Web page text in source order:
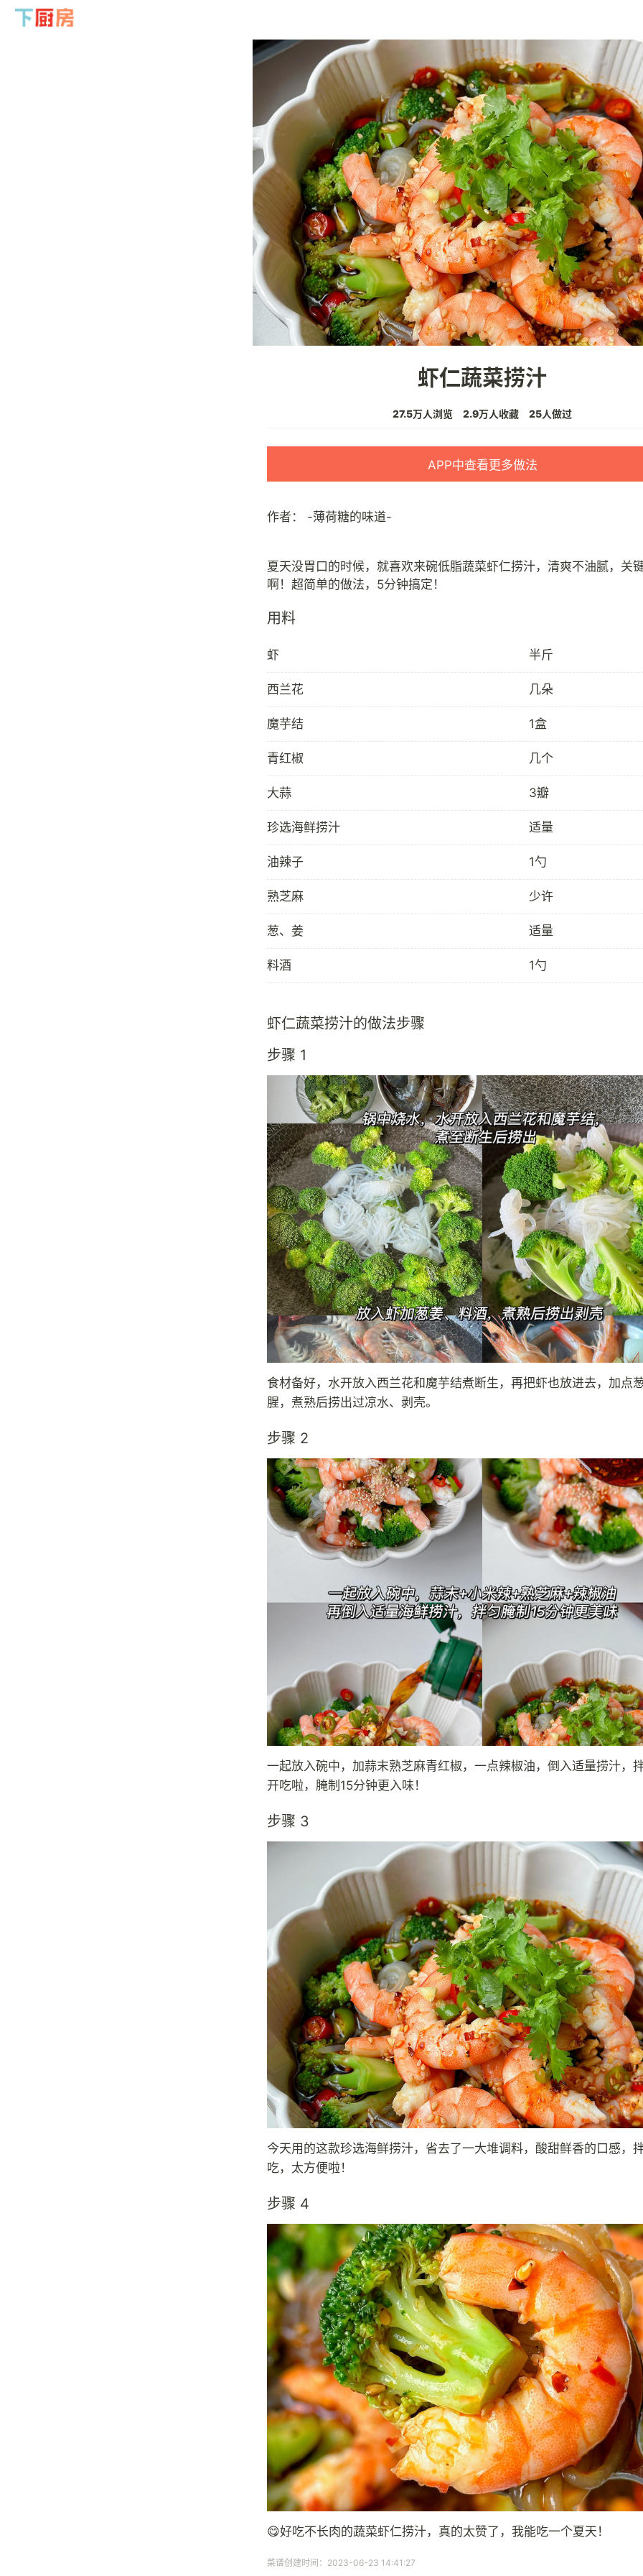
虾仁蔬菜捞汁
27.5万人浏览 2.9万人收藏 25人做过
APP中查看更多做法
作者： -薄荷糖的味道-
夏天没胃口的时候，就喜欢来碗低脂蔬菜虾仁捞汁，清爽不油腻，关
用料
虾 半斤
西兰花 几朵
魔芋结 1盒
青红椒 几个
大蒜 3瓣
珍选海鲜捞汁 适量
油辣子 1勺
熟芝麻 少许
葱、姜 适量
料酒 1勺
虾仁蔬菜捞汁的做法步骤
步骤 1
食材备好，水开放入西兰花和魔芋结煮断生，再把虾也放进去，加点
腥，煮熟后捞出过凉水、剥壳。
步骤 2
一起放入碗中，加蒜末熟芝麻青红椒，一点辣椒油，倒入适量捞汁，
开吃啦，腌制15分钟更入味！
步骤 3
今天用的这款珍选海鲜捞汁，省去了一大堆调料，酸甜鲜香的口感，
吃，太方便啦！
步骤 4
😋好吃不长肉的蔬菜虾仁捞汁，真的太赞了，我能吃一个夏天！
菜谱创建时间：2023-06-23 14:41:27